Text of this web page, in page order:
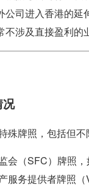
公司进入香港的延
不涉及直接盈利的
况
殊牌照，包括但不
会（SFC）牌照
服务提供者牌照